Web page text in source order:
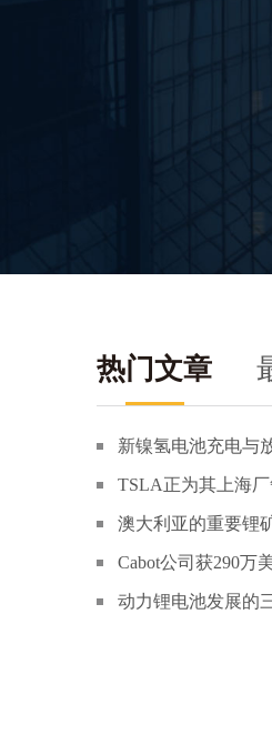
热门文章
新镍氢电池充电与
TSLA正为其上海
澳大利亚的重要锂
Cabot公司获290万
动力锂电池发展的